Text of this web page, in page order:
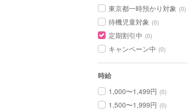
東京都一時預かり対象 (0)
待機児童対象 (0)
定期割引中 (0)
キャンペーン中 (0)
時給
1,000〜1,499円 (0)
1,500〜1,999円 (0)